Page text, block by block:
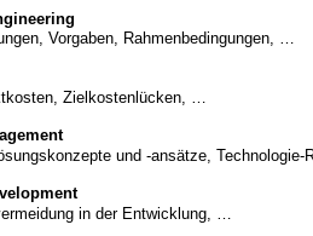
Vorgaben, Rahmenbedingungen, …
Zielkostenlücken, …
und -ansätze, Technologie-
in der Entwicklung, …